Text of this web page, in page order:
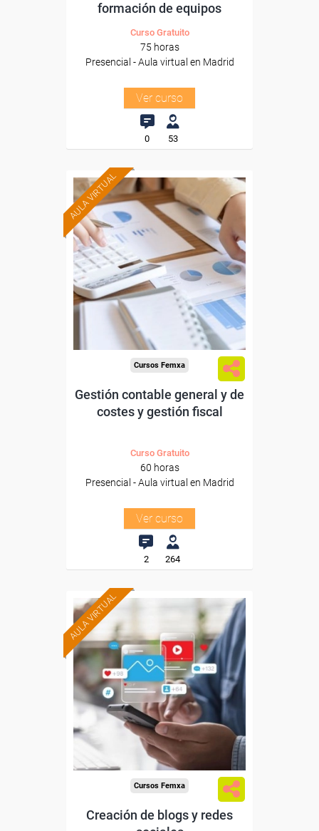
formación de equipos
Curso Gratuito
75 horas
Presencial - Aula virtual en Madrid
Ver curso
0 53
AULA VIRTUAL Formación 100%
subvencionada.
Para desempleados,
trabajadores y autónomos
de Madrid.
Para todos los sectores.
Cursos Femxa
Gestión contable general y de
costes y gestión fiscal
Curso Gratuito
60 horas
Presencial - Aula virtual en Madrid
Ver curso
2 264
AULA VIRTUAL Formación 100%
subvencionada.
Para trabajadores y
autónomos de Madrid.
Para todos los sectores.
Cursos Femxa
Creación de blogs y redes